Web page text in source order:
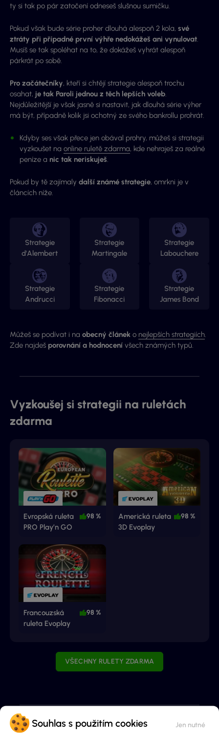
Souhlas s použitím cookies
ty si tak po pár zatočení odneseš slušnou sumičku.
Pokud však bude série proher dlouhá alespoň 2 kola, své
ztráty při případné první výhře nedokážeš ani vynulovat.
Musíš se tak spoléhat na to, že dokážeš vyhrát alespoň
párkrát po sobě.
Pro začátečníky, kteří si chtějí strategie alespoň trochu
osahat, je tak Paroli jednou z těch lepších voleb.
Nejdůležitější je však jasně si nastavit, jak dlouhá série výher
má být, případně kolik jsi ochotný ze svého bankrollu prohrát.
Kdyby ses však přece jen obával prohry, můžeš si strategii
vyzkoušet na online ruletě zdarma, kde nehraješ za reálné
peníze a nic tak neriskuješ.
Pokud by tě zajímaly další známé strategie, omrkni je v
článcích níže.
Strategie
d'Alembert
Strategie
Martingale
Strategie
Labouchere
Strategie
Andrucci
Strategie
Fibonacci
Strategie
James Bond
Můžeš se podívat i na obecný článek o nejlepších strategiích.
Zde najdeš porovnání a hodnocení všech známých typů.
Vyzkoušej si strategii na ruletách
zdarma
Evropská ruleta
PRO Play’n GO
98 %
Americká ruleta
3D Evoplay
98 %
Francouzská
ruleta Evoplay
98 %
VŠECHNY RULETY ZDARMA